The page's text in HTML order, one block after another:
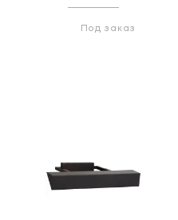
Под заказ